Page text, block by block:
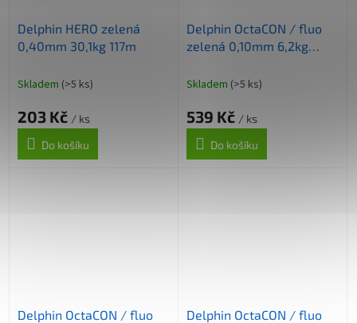
Delphin HERO zelená
0,40mm 30,1kg 117m
Skladem (>5 ks)
203 Kč / ks
Do košíku
Delphin OctaCON / fluo
zelená 0,10mm 6,2kg
Skladem (>5 ks)
539 Kč / ks
Do košíku
Delphin OctaCON / fluo
Delphin OctaCON / fluo